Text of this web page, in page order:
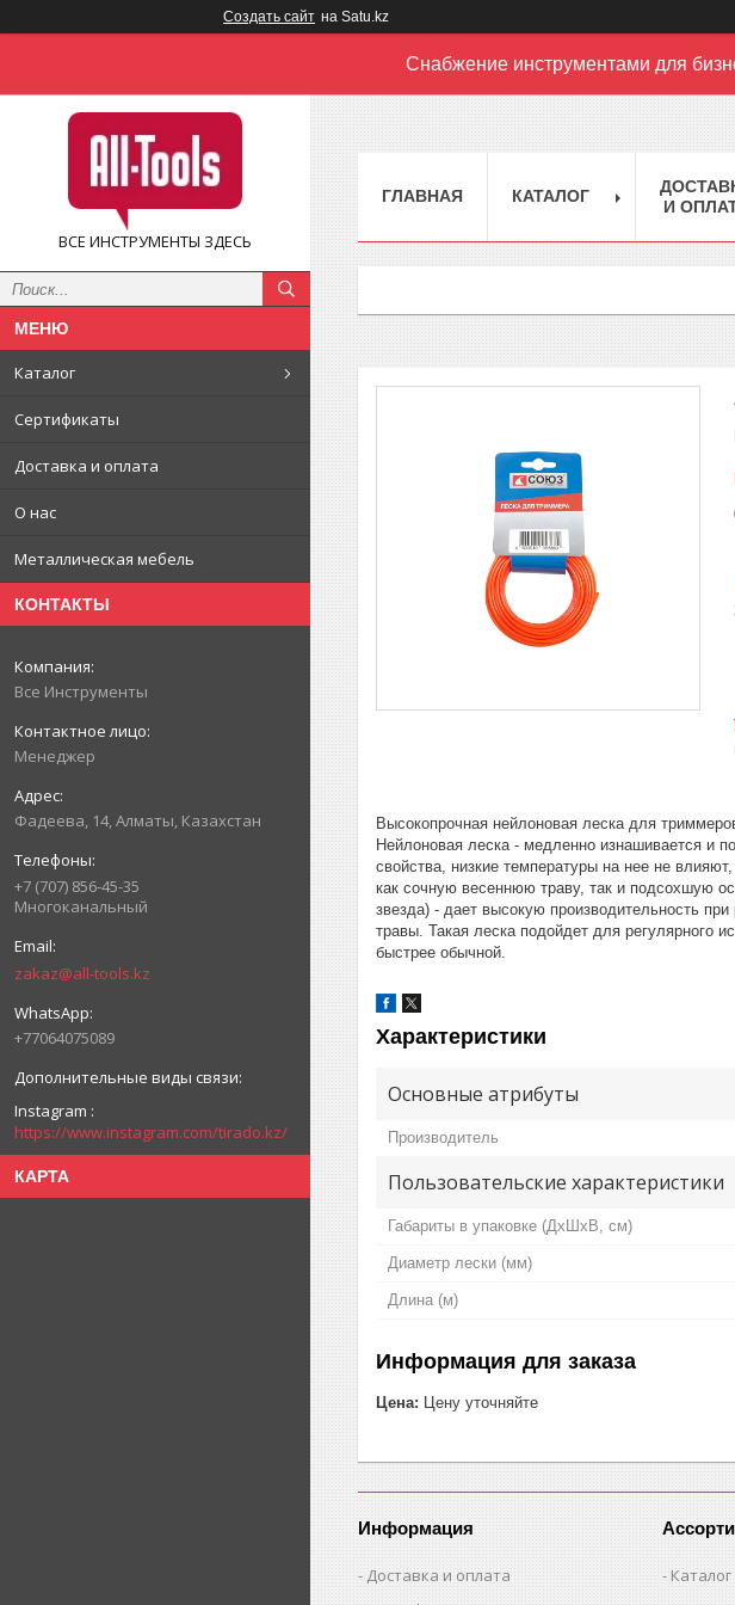
Создать сайт на Satu.kz
Снабжение инструментами для
ВСЕ ИНСТРУМЕНТЫ ЗДЕСЬ
Каталог
Сертификаты
Доставка и оплата
О нас
Металлическая мебель
КОНТАКТЫ
Все Инструменты
Менеджер
Фадеева, 14, Алматы, Казахстан
+7 (707) 856-45-35
Многоканальный
zakaz@all-tools.kz
+77064075089
Instagram
https://www.instagram.com/tirado.kz/
КАРТА
ГЛАВНАЯ КАТАЛОГ
И
Высокопрочная нейлоновая леска для
Нейлоновая леска - медленно изнашивается и
свойства, низкие температуры на нее не
как сочную весеннюю траву, так и подсохшую
звезда) - дает высокую производительность
травы. Такая леска подойдет для регулярного
быстрее обычной.
Характеристики
Основные атрибуты
Производитель
Пользовательские характеристики
Габариты в упаковке (ДхШхВ, см)
Диаметр лески (мм)
Длина (м)
Информация для заказа
Цена: Цену уточняйте
Информация
Доставка и оплата